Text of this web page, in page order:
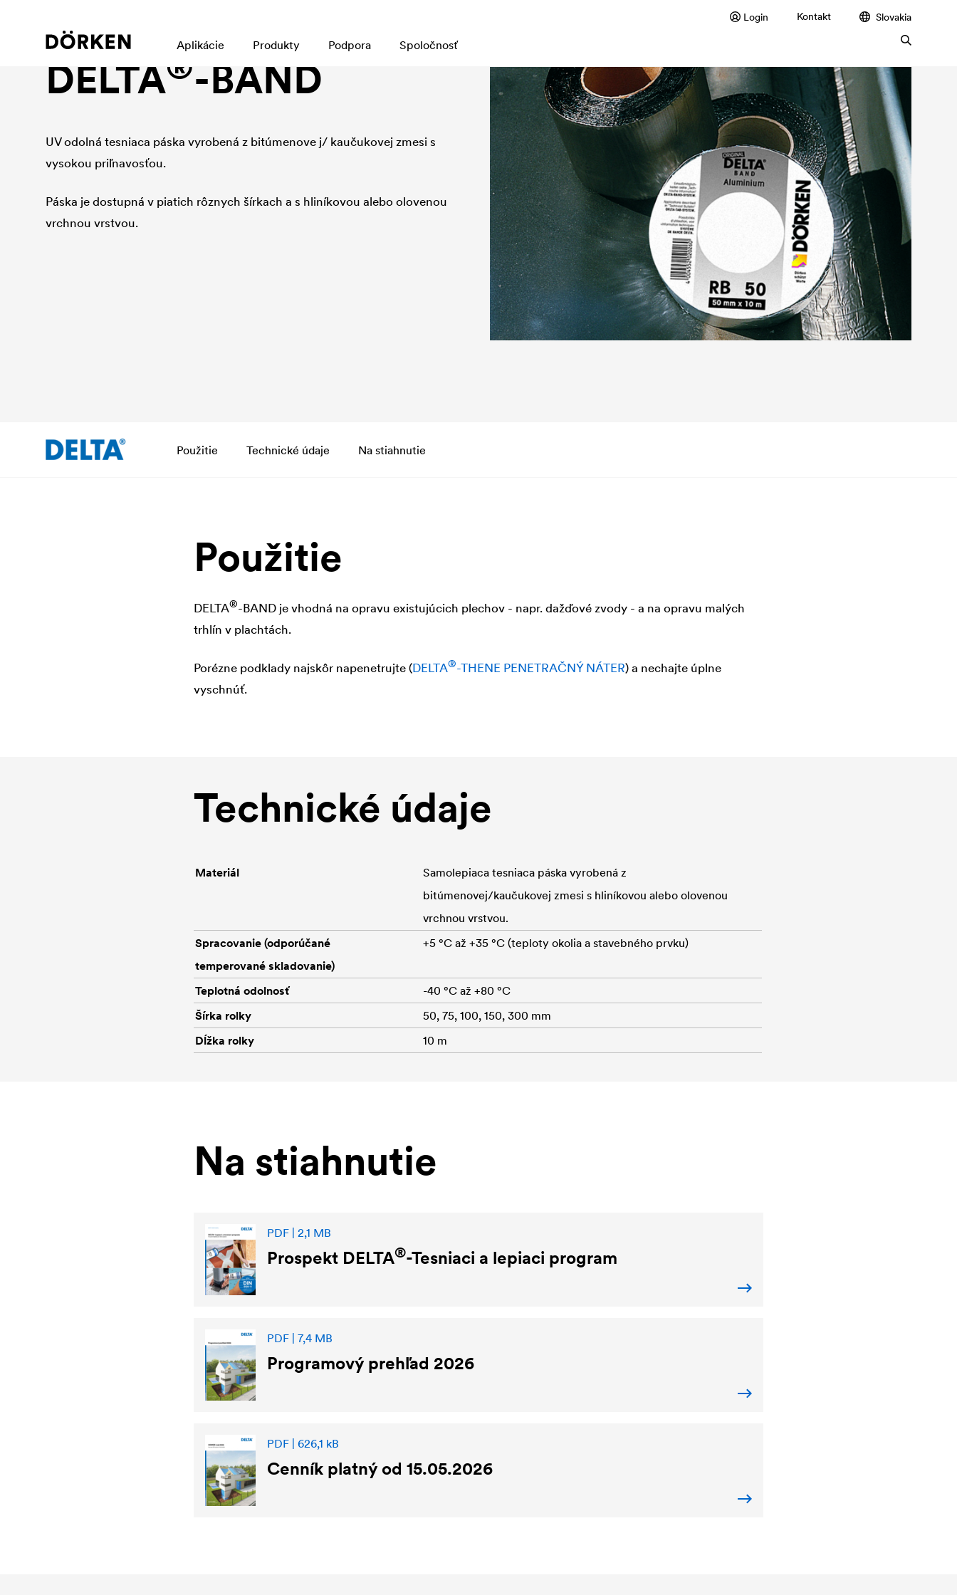
Login Kontakt Slovakia
Aplikácie Produkty Podpora Spoločnosť
Tesniaci program
DELTA®-BAND
UV odolná tesniaca páska vyrobená z bitúmenove j/ kaučukovej zmesi s
vysokou priľnavosťou.
Páska je dostupná v piatich rôznych šírkach a s hliníkovou alebo olovenou
vrchnou vrstvou.
Použitie Technické údaje Na stiahnutie
Použitie
DELTA®-BAND je vhodná na opravu existujúcich plechov - napr. dažďové zvody - a na opravu malých
trhlín v plachtách.
Porézne podklady najskôr napenetrujte (DELTA®-THENE PENETRAČNÝ NÁTER) a nechajte úplne
vyschnúť.
Technické údaje
Materiál
Samolepiaca tesniaca páska vyrobená z
bitúmenovej/kaučukovej zmesi s hliníkovou alebo olovenou
vrchnou vrstvou.
Spracovanie (odporúčané
temperované skladovanie)
+5 °C až +35 °C (teploty okolia a stavebného prvku)
Teplotná odolnosť
-40 °C až +80 °C
Šírka rolky
50, 75, 100, 150, 300 mm
Dĺžka rolky
10 m
Na stiahnutie
PDF | 2,1 MB
Prospekt DELTA®-Tesniaci a lepiaci program
PDF | 7,4 MB
Programový prehľad 2026
PDF | 626,1 kB
Cenník platný od 15.05.2026